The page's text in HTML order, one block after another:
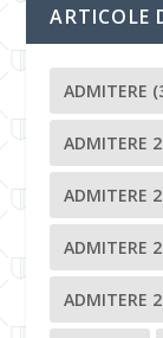
ARTICOLE
ADMITERE
ADMITERE
ADMITERE
ADMITERE
ADMITERE